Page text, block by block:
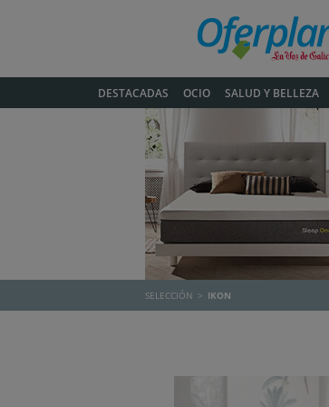
DESTACADAS OCIO SALUD Y BELLEZA
SELECCIÓN IKON
Anterior